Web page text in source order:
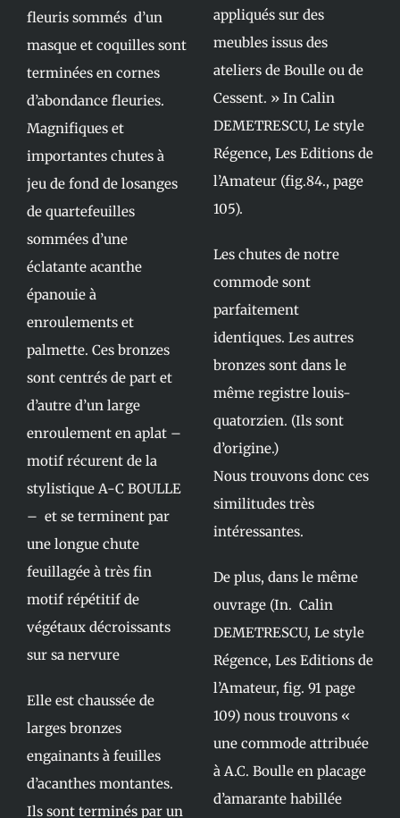
fleuris sommés d’un
masque et coquilles sont
terminées en cornes
d’abondance fleuries.
Magnifiques et
importantes chutes à
jeu de fond de losanges
de quartefeuilles
sommées d’une
éclatante acanthe
épanouie à
enroulements et
palmette. Ces bronzes
sont centrés de part et
d’autre d’un large
enroulement en aplat –
motif récurent de la
stylistique A-C BOULLE
– et se terminent par
une longue chute
feuillagée à très fin
motif répétitif de
végétaux décroissants
sur sa nervure
Elle est chaussée de
larges bronzes
engainants à feuilles
d’acanthes montantes.
Ils sont terminés par un
appliqués sur des
meubles issus des
ateliers de Boulle ou de
Cessent. » In Calin
DEMETRESCU, Le style
Régence, Les Editions de
l’Amateur (fig.84., page
105).
Les chutes de notre
commode sont
parfaitement
identiques. Les autres
bronzes sont dans le
même registre louis-
quatorzien. (Ils sont
d’origine.)
Nous trouvons donc ces
similitudes très
intéressantes.
De plus, dans le même
ouvrage (In. Calin
DEMETRESCU, Le style
Régence, Les Editions de
l’Amateur, fig. 91 page
109) nous trouvons «
une commode attribuée
à A.C. Boulle en placage
d’amarante habillée